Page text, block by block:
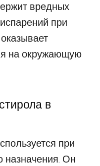
вредных
при
на окружающую
в
при
назначения. Он